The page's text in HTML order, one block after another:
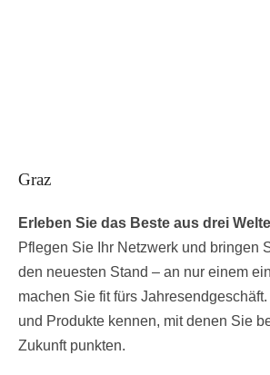
Graz
Erleben Sie das Beste aus drei
Pflegen Sie Ihr Netzwerk und bringen
den neuesten Stand – an nur einem
machen Sie fit fürs
und Produkte kennen, mit denen Sie
Zukunft punkten.